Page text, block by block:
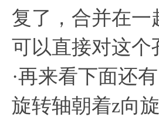
复了，合并在
可以直接对这个
·再来看下面还
旋转轴朝着z向